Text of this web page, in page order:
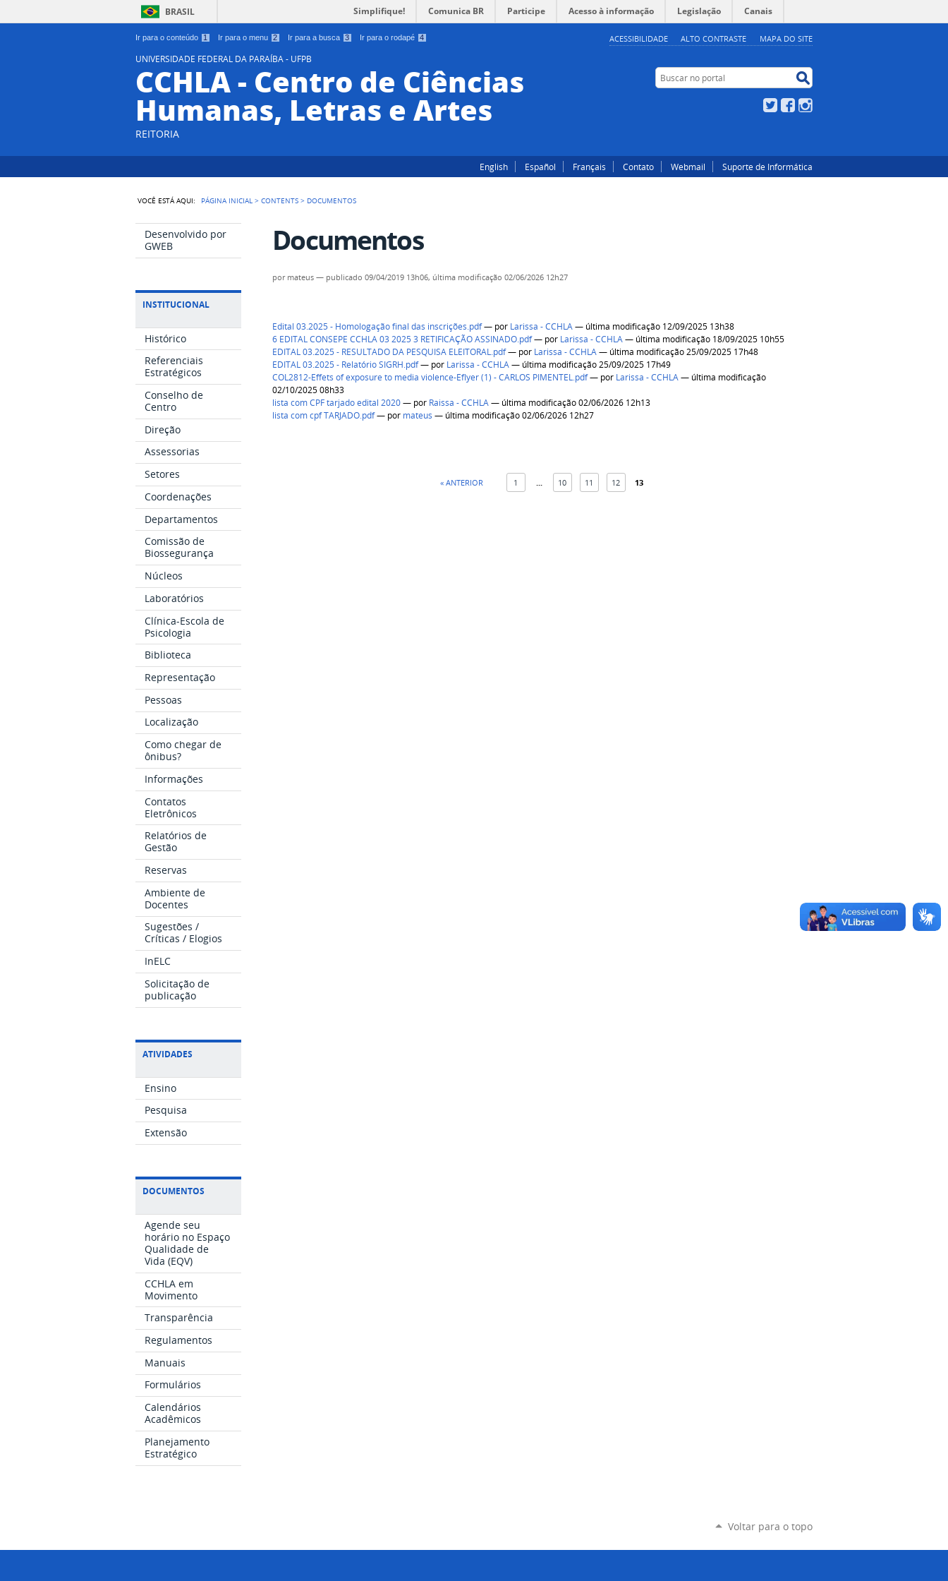
Ir para o conteúdo 1 Ir para o menu 2 Ir para a busca 3 Ir para o rodapé 4 ACESSIBILIDADE ALTO CONTRASTE MAPA DO SITE
BRASIL Simplifique! Comunica BR Participe Acesso à informação Legislação Canais
UNIVERSIDADE FEDERAL DA PARAÍBA - UFPB
CCHLA - Centro de Ciências
Humanas, Letras e Artes
REITORIA
Buscar no portal
TwitterFacebook
English Español Français Contato Webmail Suporte de Informática
VOCÊ ESTÁ AQUI: PÁGINA INICIAL >CONTENTS > DOCUMENTOS
Desenvolvido por
GWEB
INSTITUCIONAL
Histórico
Referenciais
Estratégicos
Conselho de
Centro
Direção
Assessorias
Setores
Coordenações
Departamentos
Comissão de
Biossegurança
Núcleos
Laboratórios
Clínica-Escola de
Psicologia
Biblioteca
Representação
Pessoas
Localização
Como chegar de
ônibus?
Informações
Contatos
Eletrônicos
Relatórios de
Gestão
Reservas
Ambiente de
Docentes
Sugestões /
Críticas / Elogios
InELC
Solicitação de
publicação
ATIVIDADES
Ensino
Pesquisa
Extensão
DOCUMENTOS
Agende seu
horário no Espaço
Qualidade de
Vida (EQV)
CCHLA em
Movimento
Transparência
Regulamentos
Manuais
Formulários
Calendários
Acadêmicos
Planejamento
Estratégico
Documentos
por mateus — publicado 09/04/2019 13h06, última modificação 02/06/2026 12h27
Edital 03.2025 - Homologação final das inscrições.pdf— por Larissa - CCHLA— última modificação 12/09/2025 13h38
6 EDITAL CONSEPE CCHLA 03 2025 3 RETIFICAÇÃO ASSINADO.pdf— por Larissa - CCHLA— última modificação 18/09/2025 10h55
EDITAL 03.2025 - RESULTADO DA PESQUISA ELEITORAL.pdf— por Larissa - CCHLA— última modificação 25/09/2025 17h48
EDITAL 03.2025 - Relatório SIGRH.pdf— por Larissa - CCHLA— última modificação 25/09/2025 17h49
COL2812-Effets of exposure to media violence-Eflyer (1) - CARLOS PIMENTEL.pdf— por Larissa - CCHLA— última modificação
02/10/2025 08h33
lista com CPF tarjado edital 2020— por Raissa - CCHLA— última modificação 02/06/2026 12h13
lista com cpf TARJADO.pdf— por mateus — última modificação 02/06/2026 12h27
« ANTERIOR 1 10 11 12 13
Voltar para o topo